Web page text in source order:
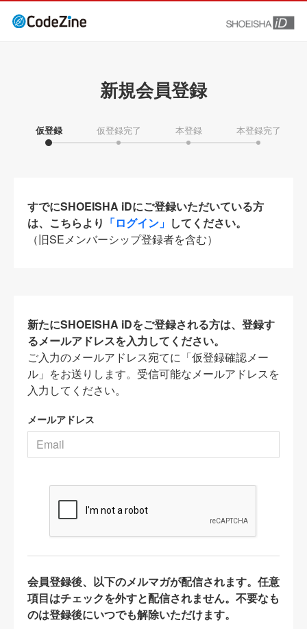
新規会員登録
仮登録 仮登録完了 本登録 本登録完了
すでにSHOEISHA iDにご登録いただいている方
は、こちらより 「ログイン」 してください。
（旧SEメンバーシップ登録者を含む）
新たにSHOEISHA iDをご登録される方は、登録す
るメールアドレスを入力してください。
ご入力のメールアドレス宛てに「仮登録確認メー
ル」をお送りします。受信可能なメールアドレスを
入力してください。
メールアドレス
会員登録後、以下のメルマガが配信されます。任意
項目はチェックを外すと配信されません。不要なも
のは登録後にいつでも解除いただけます。